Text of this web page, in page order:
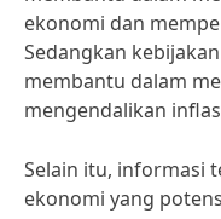
ekonomi dan
Sedangkan
membantu dalam
mengendalikan
Selain itu, informasi
ekonomi yang